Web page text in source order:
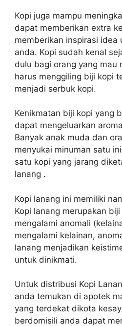
Kopi juga mampu
dapat memberikan extra
memberikan inspirasi idea
anda. Kopi sudah kenal
dulu bagi orang yang mau
harus menggiling biji kopi
menjadi serbuk kopi.
Kenikmatan biji kopi yang
dapat mengeluarkan
Banyak anak muda dan
menyukai minuman satu
satu kopi yang jarang
lanang .
Kopi lanang ini memiliki
Kopi lanang merupakan
mengalami anomali
mengalami kelainan,
lanang menjadikan
untuk dinikmati.
Untuk distribusi Kopi
anda temukan di apotek
yang terdekat dikota
berdomisili anda dapat